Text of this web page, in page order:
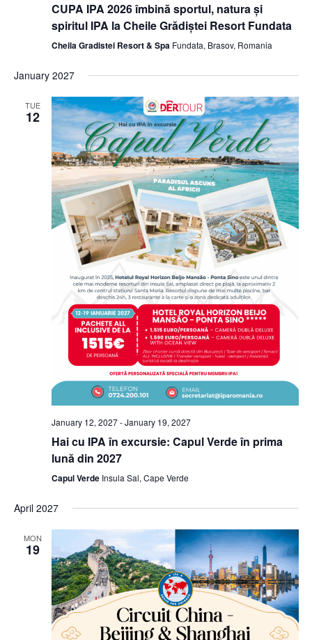
CUPA IPA 2026 îmbină sportul, natura și
spiritul IPA la Cheile Grădiștei Resort Fundata
Cheila Gradistei Resort & Spa Fundata, Brasov, Romania
January 2027
TUE
12
January 12, 2027-January 19, 2027
Hai cu IPA în excursie: Capul Verde în prima
lună din 2027
Capul Verde Insula Sal, Cape Verde
April 2027
MON
19